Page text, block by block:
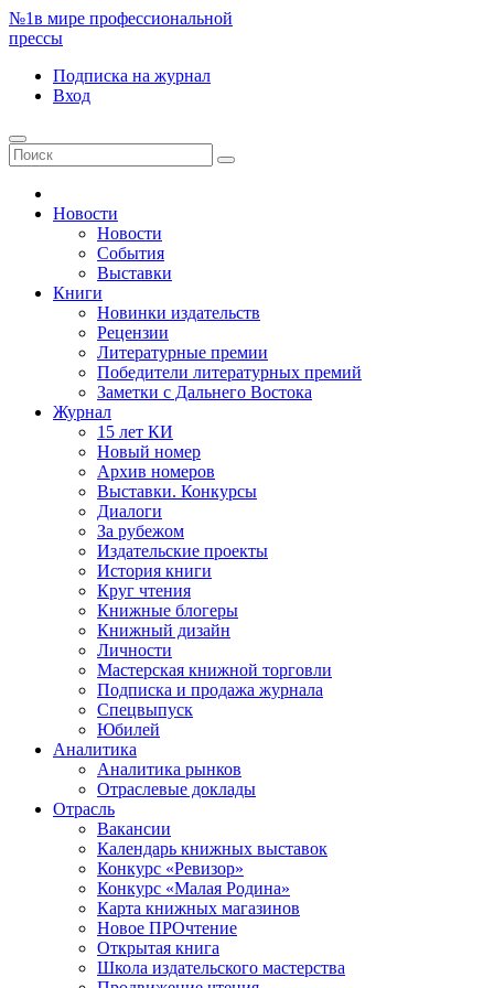
№1в мире профессиональной
прессы
Подписка на журнал
Вход
Новости
Новости
События
Выставки
Книги
Новинки издательств
Рецензии
Литературные премии
Победители литературных премий
Заметки с Дальнего Востока
Журнал
15 лет КИ
Новый номер
Архив номеров
Выставки. Конкурсы
Диалоги
За рубежом
Издательские проекты
История книги
Круг чтения
Книжные блогеры
Книжный дизайн
Личности
Мастерская книжной торговли
Подписка и продажа журнала
Спецвыпуск
Юбилей
Аналитика
Аналитика рынков
Отраслевые доклады
Отрасль
Вакансии
Календарь книжных выставок
Конкурс «Ревизор»
Конкурс «Малая Родина»
Карта книжных магазинов
Новое ПРОчтение
Открытая книга
Школа издательского мастерства